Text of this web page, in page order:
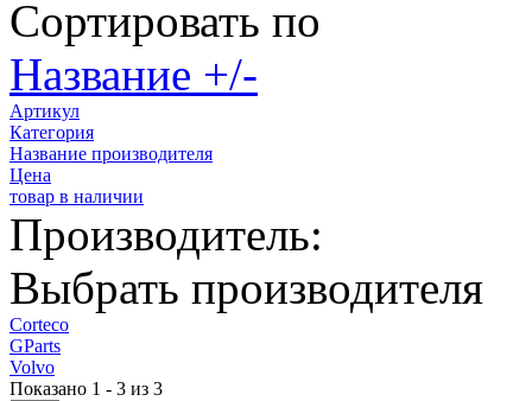
Сортировать по
Название +/-
Артикул
Категория
Название производителя
Цена
товар в наличии
Производитель:
Выбрать производителя
Corteco
GParts
Volvo
Показано 1 - 3 из 3